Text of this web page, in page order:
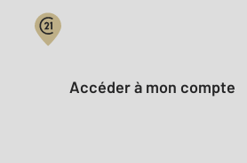
Votre compte :
Accéder à mon compte